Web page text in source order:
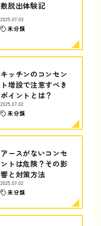
敷脱出体験記
2025.07.03
未分類
キッチンのコンセン
ト増設で注意すべき
ポイントとは？
2025.07.02
未分類
アースがないコンセ
ントは危険？その影
響と対策方法
2025.07.02
未分類